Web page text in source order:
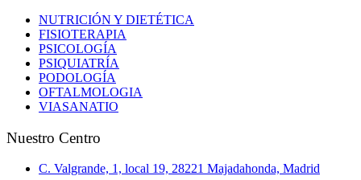
NUTRICIÓN Y DIETÉTICA
FISIOTERAPIA
PSICOLOGÍA
PSIQUIATRÍA
PODOLOGÍA
OFTALMOLOGIA
VIASANATIO
Nuestro Centro
C. Valgrande, 1, local 19, 28221 Majadahonda, Madrid